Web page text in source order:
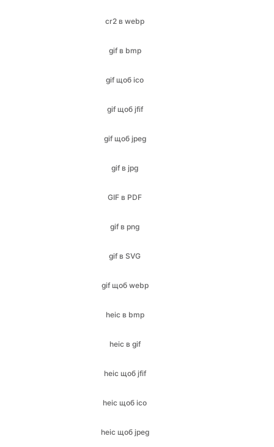
cr2 в webp
gif в bmp
gif щоб ico
gif щоб jfif
gif щоб jpeg
gif в jpg
GIF в PDF
gif в png
gif в SVG
gif щоб webp
heic в bmp
heic в gif
heic щоб jfif
heic щоб ico
heic щоб jpeg